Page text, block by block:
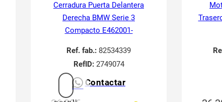
Cerradura Puerta Delantera
Derecha BMW Serie 3
Compacto E462001-
Ref. fab.: 82534339
RefID:2749074
Contactar